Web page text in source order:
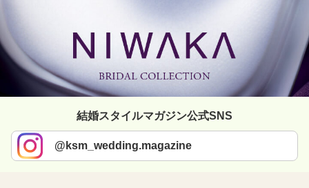
結婚スタイルマガジン公式SNS
@ksm_wedding.magazine